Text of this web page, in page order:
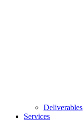
Deliverables
Services